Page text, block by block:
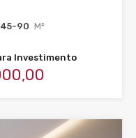
45-90 M²
Investimento